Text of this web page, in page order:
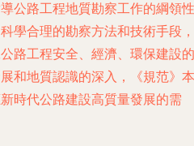
公路工程地質勘察工作的綱領性
學合理的勘察方法和技術手段，
路工程安全、經濟、環保建設的
和地質認識的深入，《規范》本
時代公路建設高質量發展的需